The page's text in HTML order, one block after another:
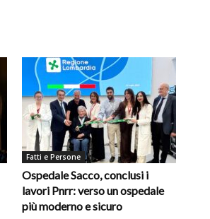
Fatti e Persone
Ospedale Sacco, conclusi i
lavori Pnrr: verso un ospedale
più moderno e sicuro